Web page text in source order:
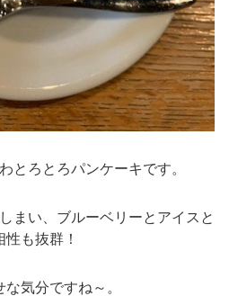
とろとろパンケーキです。
まい、ブルーベリーとアイスと
性も抜群！
気分ですね～。